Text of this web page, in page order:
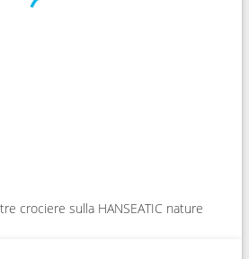
crociere sulla HANSEATIC nature